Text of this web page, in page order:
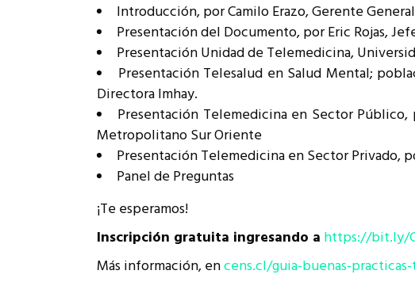
Introducción, por Camilo Erazo, Gerente General
Presentación del Documento, por Eric Rojas,
Presentación Unidad de Telemedicina,
Presentación Telesalud en Salud Mental;
Directora Imhay.
Presentación Telemedicina en Sector
Metropolitano Sur Oriente
Presentación Telemedicina en Sector Privado,
Panel de Preguntas
¡Te esperamos!
Inscripción gratuita ingresando a https://bit.ly/
Más información, encens.cl/guia-buenas-